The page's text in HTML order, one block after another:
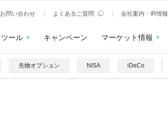
お問い合わせ よくあるご質問 会社案内・IR情報
ツール キャンペーン マーケット情報
先物オプション NISA iDeCo